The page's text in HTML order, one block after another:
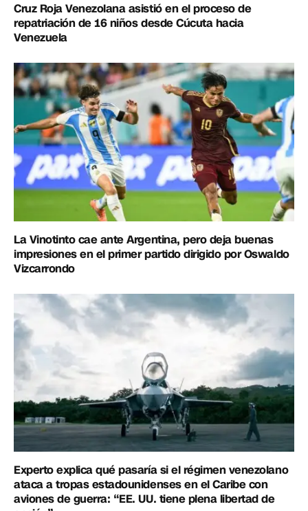
Cruz Roja Venezolana asistió en el proceso de
repatriación de 16 niños desde Cúcuta hacia
Venezuela
La Vinotinto cae ante Argentina, pero deja buenas
impresiones en el primer partido dirigido por Oswaldo
Vizcarrondo
Experto explica qué pasaría si el régimen venezolano
ataca a tropas estadounidenses en el Caribe con
aviones de guerra: “EE. UU. tiene plena libertad de